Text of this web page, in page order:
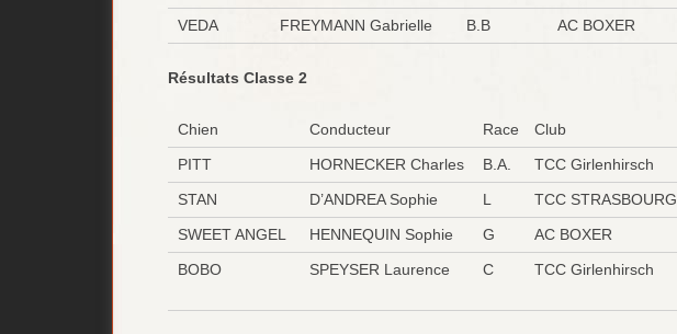
VEDA FREYMANN Gabrielle B.B AC BOXER
Résultats Classe 2
Chien Conducteur Race Club
PITT
HORNECKER Charles B.A. TCC Girlenhirsch
STAN
D’ANDREA Sophie L TCC STRASBOURG
SWEET ANGEL
HENNEQUIN Sophie G AC BOXER
BOBO
SPEYSER Laurence C TCC Girlenhirsch